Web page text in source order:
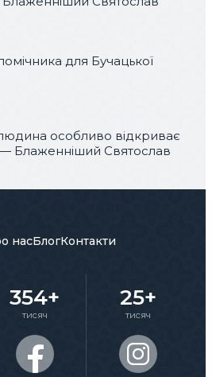
для Бучацької
особливо відкриває
— Блаженніший Святослав
насБлогКонтакти
354+
тисяч
25+
тисяч